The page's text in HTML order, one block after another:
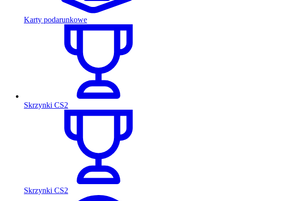
Karty podarunkowe
Skrzynki CS2
Skrzynki CS2